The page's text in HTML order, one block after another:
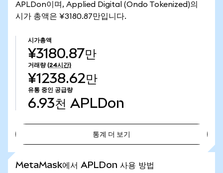
APLDon이며, Applied Digital (Ondo Tokenized)의
시가 총액은 ¥3180.87만입니다.
시가총액
¥3180.87만
거래량 (24시간)
¥1238.62만
유통 중인 공급량
6.93천 APLDon
통계 더 보기
MetaMask에서 APLDon 사용 방법